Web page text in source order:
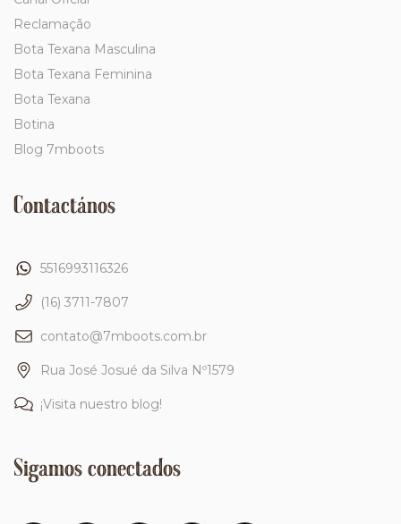
Reclamação
Bota Texana Masculina
Bota Texana Feminina
Bota Texana
Botina
Blog 7mboots
Contactános
5516993116326
(16) 3711-7807
contato@7mboots.com.br
Rua José Josué da Silva Nº1579
¡Visita nuestro blog!
Sigamos conectados